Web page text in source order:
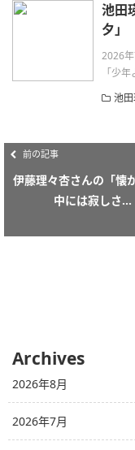
池田
夕」
2026
「少
池
前の記事
伊藤理々杏さんの「懐
中には寂しさ...
Archives
2026年8月
2026年7月